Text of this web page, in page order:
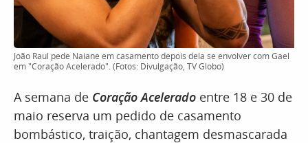
João Raul pede Naiane em casamento depois dela se envolver com Gael
em "Coração Acelerado". (Fotos: Divulgação, TV Globo)
A semana de Coração Acelerado entre 18 e 30 de
maio reserva um pedido de casamento
bombástico, traição, chantagem desmascarada